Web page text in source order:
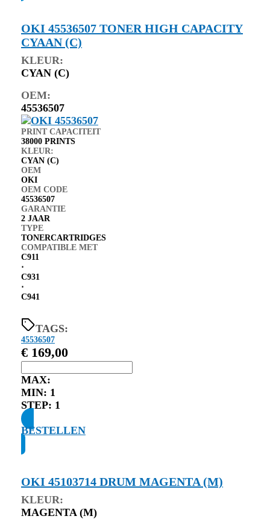
OKI 45536507 TONER HIGH CAPACITY
CYAAN (C)
KLEUR:
CYAN (C)
OEM:
45536507
PRINT CAPACITEIT
38000 PRINTS
KLEUR:
CYAN (C)
OEM
OKI
OEM CODE
45536507
GARANTIE
2 JAAR
TYPE
TONERCARTRIDGES
COMPATIBLE MET
C911
⋅
C931
⋅
C941
TAGS:
45536507
€ 169,00
MAX:
MIN: 1
STEP: 1
BESTELLEN
OKI 45103714 DRUM MAGENTA (M)
KLEUR:
MAGENTA (M)